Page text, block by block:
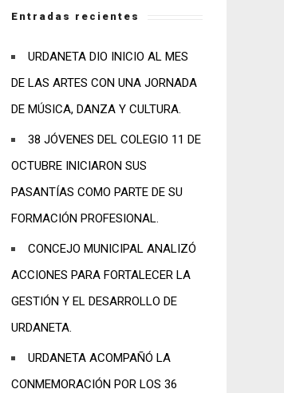
Entradas recientes
URDANETA DIO INICIO AL MES
DE LAS ARTES CON UNA JORNADA
DE MÚSICA, DANZA Y CULTURA.
38 JÓVENES DEL COLEGIO 11 DE
OCTUBRE INICIARON SUS
PASANTÍAS COMO PARTE DE SU
FORMACIÓN PROFESIONAL.
CONCEJO MUNICIPAL ANALIZÓ
ACCIONES PARA FORTALECER LA
GESTIÓN Y EL DESARROLLO DE
URDANETA.
URDANETA ACOMPAÑÓ LA
CONMEMORACIÓN POR LOS 36